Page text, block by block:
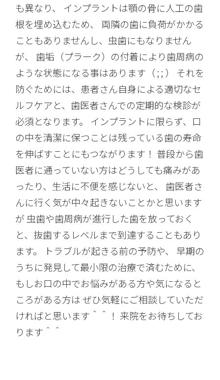
も異なり、 インプラントは顎の骨に人工の歯
根を埋め込むため、 両隣の歯に負荷がかかる
こともありませんし、虫歯にもなりません
が、 歯垢（プラーク）の付着により歯周病の
ような状態になる事はあります（ ; ; ） それを
防ぐためには、患者さん自身による適切なセ
ルフケアと、歯医者さんでの定期的な検診が
必須となります。 インプラントに限らず、口
の中を清潔に保つことは残っている歯の寿命
を伸ばすことにもつながります！ 普段から歯
医者に通っていない方はどうしても痛みがあ
ったり、生活に不便を感じないと、 歯医者さ
んに行く気が中々起きないことかと思います
が 虫歯や歯周病が進行した歯を放っておく
と、抜歯するレベルまで到達することもあり
ます。 トラブルが起きる前の予防や、 早期の
うちに発見して最小限の治療で済むために、
もしお口の中でお悩みがある方や気になると
ころがある方は ぜひ気軽にご相談していただ
ければと思います＾＾！ 来院をお待ちしてお
ります＾＾